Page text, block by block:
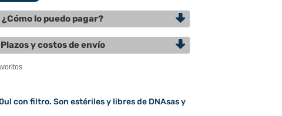
¿Cómo lo puedo pagar?
Plazos y costos de envío
con filtro. Son estériles y libres de DNAsas y